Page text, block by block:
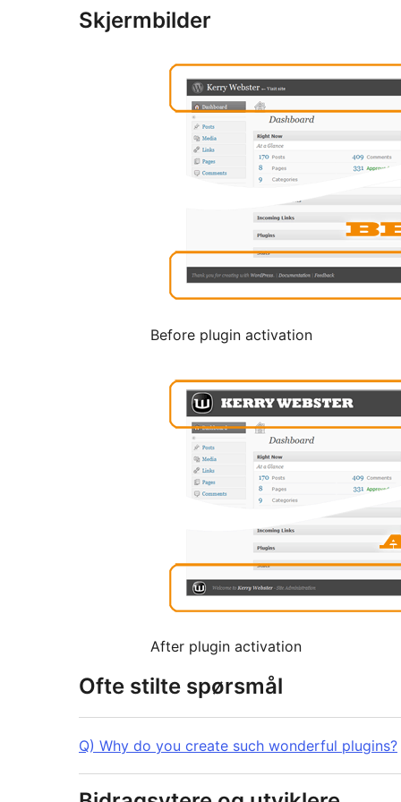
Skjermbilder
Before plugin activation
After plugin activation
Ofte stilte spørsmål
Q) Why do you create such wonderful plugins?